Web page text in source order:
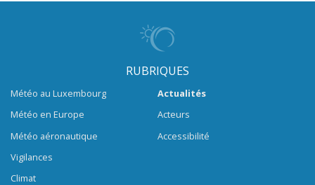
RUBRIQUES
Météo au Luxembourg
Météo en Europe
Météo aéronautique
Vigilances
Climat
Actualités
Acteurs
Accessibilité